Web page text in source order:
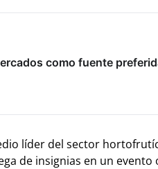
como fuente
líder del sector
de insignias en un